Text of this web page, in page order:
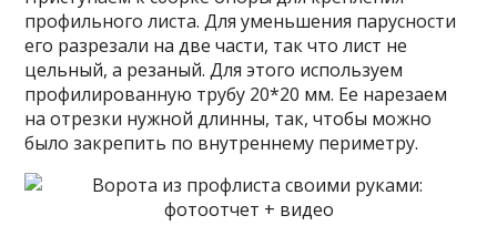
профильного листа. Для уменьшения парусности
его разрезали на две части, так что лист не
цельный, а резаный. Для этого используем
профилированную трубу 20*20 мм. Ее нарезаем
на отрезки нужной длинны, так, чтобы можно
было закрепить по внутреннему периметру.